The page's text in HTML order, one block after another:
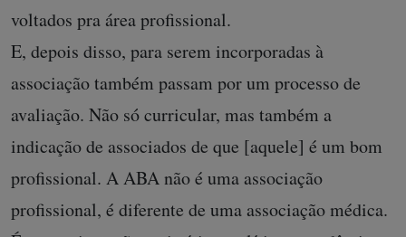
voltados pra área profissional.
E, depois disso, para serem incorporadas à
associação também passam por um processo de
avaliação. Não só curricular, mas também a
indicação de associados de que [aquele] é um bom
profissional. A ABA não é uma associação
profissional, é diferente de uma associação médica.